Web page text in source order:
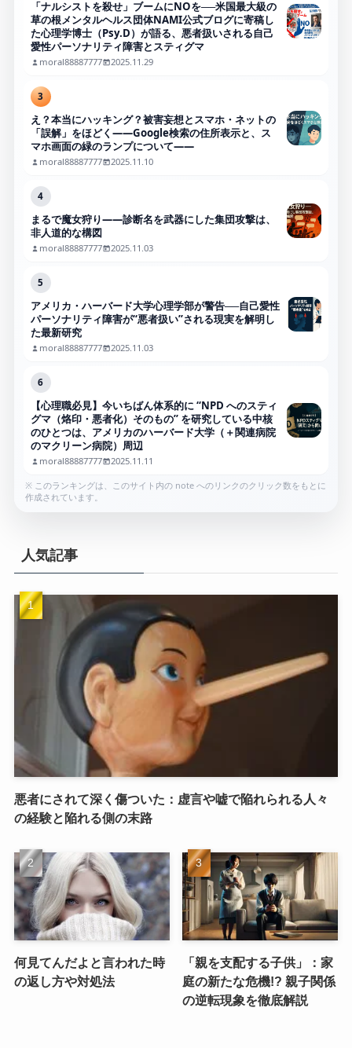
「ナルシストを殺せ」ブームにNOを──米国最大級の
草の根メンタルヘルス団体NAMI公式ブログに寄稿し
た心理学博士（Psy.D）が語る、悪者扱いされる自己
愛性パーソナリティ障害とスティグマ
moral88887777 2025.11.29
3
え？本当にハッキング？被害妄想とスマホ・ネットの
「誤解」をほどく――Google検索の住所表示と、ス
マホ画面の緑のランプについて――
moral88887777 2025.11.10
4
まるで魔女狩り——診断名を武器にした集団攻撃は、
非人道的な構図
moral88887777 2025.11.03
5
アメリカ・ハーバード大学心理学部が警告──自己愛性
パーソナリティ障害が“悪者扱い”される現実を解明し
た最新研究
moral88887777 2025.11.03
6
【心理職必見】今いちばん体系的に “NPD へのスティ
グマ（烙印・悪者化）そのもの” を研究している中核
のひとつは、アメリカのハーバード大学（＋関連病院
のマクリーン病院）周辺
moral88887777 2025.11.11
※ このランキングは、このサイト内の note へのリンクのクリック数をもとに
作成されています。
人気記事
悪者にされて深く傷ついた：虚言や嘘で陥れられる人々
の経験と陥れる側の末路
何見てんだよと言われた時
の返し方や対処法
「親を支配する子供」：家
庭の新たな危機!? 親子関係
の逆転現象を徹底解説